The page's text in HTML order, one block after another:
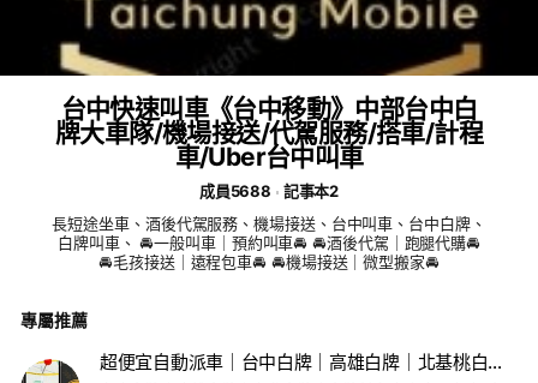
台中快速叫車《台中移動》中部台中白
牌大車隊/機場接送/代駕服務/搭車/計程
車/Uber台中叫車
成員5688
記事本2
長短途坐車、酒後代駕服務、機場接送、台中叫車、台中白牌、
白牌叫車、 🚘一般叫車｜預約叫車🚘 🚘酒後代駕｜跑腿代購🚘
🚘毛孩接送｜遠程包車🚘 🚘機場接送｜微型搬家🚘
專屬推薦
超便宜自動派車｜台中白牌｜高雄白牌｜北基桃白牌｜北中南超便宜白牌計程車｜多元化計程車｜台北桃園計程車